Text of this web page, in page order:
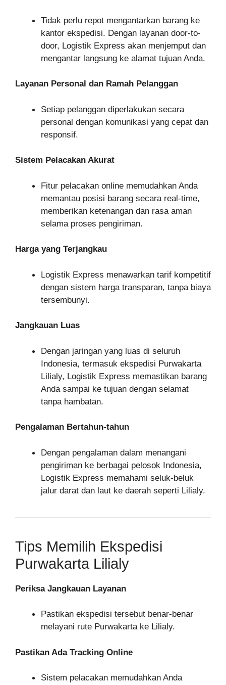
Tidak perlu repot mengantarkan barang ke
kantor ekspedisi. Dengan layanan door-to-
door, Logistik Express akan menjemput dan
mengantar langsung ke alamat tujuan Anda.
Layanan Personal dan Ramah Pelanggan
Setiap pelanggan diperlakukan secara
personal dengan komunikasi yang cepat dan
responsif.
Sistem Pelacakan Akurat
Fitur pelacakan online memudahkan Anda
memantau posisi barang secara real-time,
memberikan ketenangan dan rasa aman
selama proses pengiriman.
Harga yang Terjangkau
Logistik Express menawarkan tarif kompetitif
dengan sistem harga transparan, tanpa biaya
tersembunyi.
Jangkauan Luas
Dengan jaringan yang luas di seluruh
Indonesia, termasuk ekspedisi Purwakarta
Lilialy, Logistik Express memastikan barang
Anda sampai ke tujuan dengan selamat
tanpa hambatan.
Pengalaman Bertahun-tahun
Dengan pengalaman dalam menangani
pengiriman ke berbagai pelosok Indonesia,
Logistik Express memahami seluk-beluk
jalur darat dan laut ke daerah seperti Lilialy.
Tips Memilih Ekspedisi
Purwakarta Lilialy
Periksa Jangkauan Layanan
Pastikan ekspedisi tersebut benar-benar
melayani rute Purwakarta ke Lilialy.
Pastikan Ada Tracking Online
Sistem pelacakan memudahkan Anda